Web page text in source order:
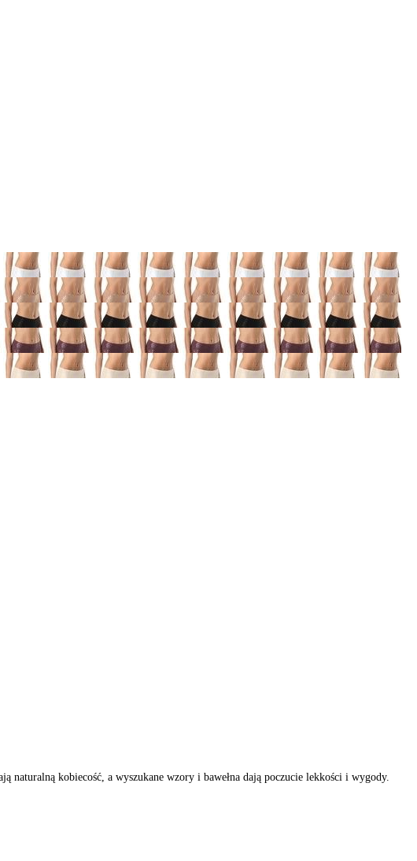
kobiecość, a wyszukane wzory i bawełna dają poczucie lekkości i wygody.